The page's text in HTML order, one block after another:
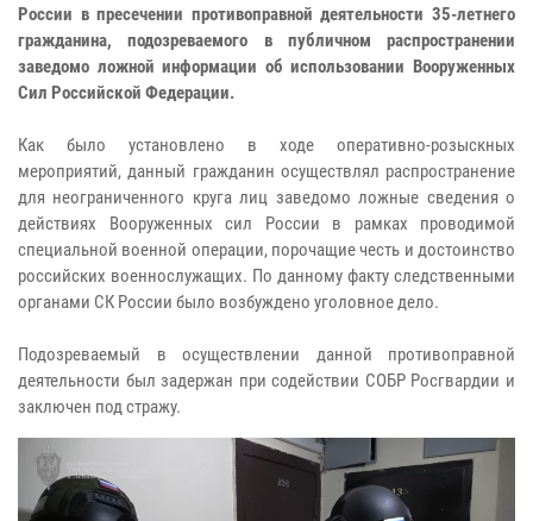
России в пресечении противоправной деятельности 35-летнего
гражданина, подозреваемого в публичном распространении
заведомо ложной информации об использовании Вооруженных
Сил Российской Федерации.
Как было установлено в ходе оперативно-розыскных
мероприятий, данный гражданин осуществлял распространение
для неограниченного круга лиц заведомо ложные сведения о
действиях Вооруженных сил России в рамках проводимой
специальной военной операции, порочащие честь и достоинство
российских военнослужащих. По данному факту следственными
органами СК России было возбуждено уголовное дело.
Подозреваемый в осуществлении данной противоправной
деятельности был задержан при содействии СОБР Росгвардии и
заключен под стражу.